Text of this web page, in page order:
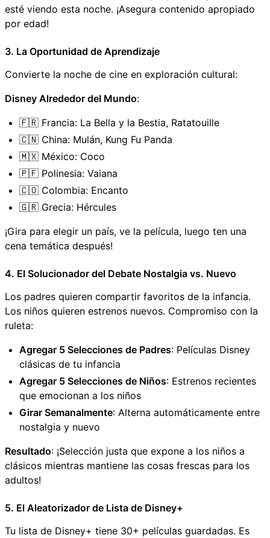
esté viendo esta noche. ¡Asegura contenido apropiado
por edad!
3. La Oportunidad de Aprendizaje
Convierte la noche de cine en exploración cultural:
Disney Alrededor del Mundo:
🇫🇷 Francia: La Bella y la Bestia, Ratatouille
🇨🇳 China: Mulán, Kung Fu Panda
🇲🇽 México: Coco
🇵🇫 Polinesia: Vaiana
🇨🇴 Colombia: Encanto
🇬🇷 Grecia: Hércules
¡Gira para elegir un país, ve la película, luego ten una
cena temática después!
4. El Solucionador del Debate Nostalgia vs. Nuevo
Los padres quieren compartir favoritos de la infancia.
Los niños quieren estrenos nuevos. Compromiso con la
ruleta:
Agregar 5 Selecciones de Padres: Películas Disney
clásicas de tu infancia
Agregar 5 Selecciones de Niños: Estrenos recientes
que emocionan a los niños
Girar Semanalmente: Alterna automáticamente entre
nostalgia y nuevo
Resultado: ¡Selección justa que expone a los niños a
clásicos mientras mantiene las cosas frescas para los
adultos!
5. El Aleatorizador de Lista de Disney+
Tu lista de Disney+ tiene 30+ películas guardadas. Es